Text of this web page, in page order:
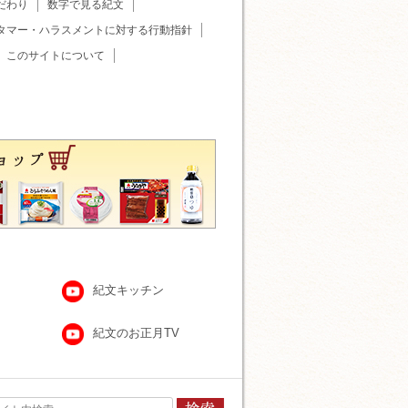
わり
数字で見る紀文
マー・ハラスメントに対する行動指針
このサイトについて
紀文キッチン
紀文のお正月TV